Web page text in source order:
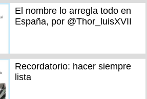
El nombre lo arregla todo en
España, por @Thor_luisXVII
Recordatorio: hacer siempre
lista